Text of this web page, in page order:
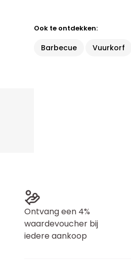
Ook te ontdekken:
Barbecue Vuurkorf
Ontvang een 4%
waardevoucher bij
iedere aankoop